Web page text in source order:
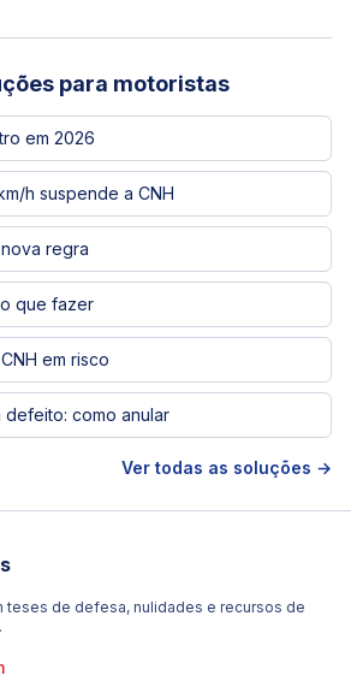
para motoristas
em 2026
h suspende a CNH
regra
o que fazer
em risco
defeito: como anular
Ver todas as soluções →
teses de defesa, nulidades e recursos de